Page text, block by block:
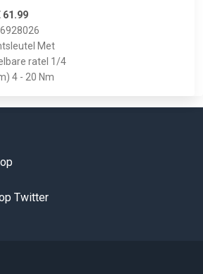
61.99
Met
ratel 1/4
4 - 20 Nm
Twitter